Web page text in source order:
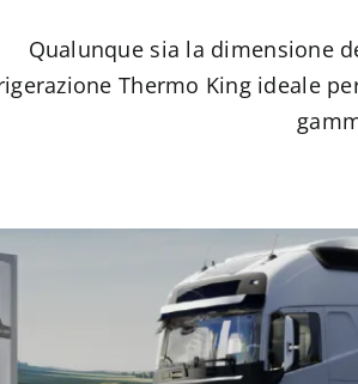
Qualunque sia la dimensione
Thermo King ideale